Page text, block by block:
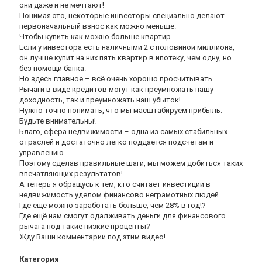
они даже и не мечтают!
Понимая это, некоторые инвесторы специально делают
первоначальный взнос как можно меньше.
Чтобы купить как можно больше квартир.
Если у инвестора есть наличными 2 с половиной миллиона,
он лучше купит на них пять квартир в ипотеку, чем одну, но
без помощи банка.
Но здесь главное – всё очень хорошо просчитывать.
Рычаги в виде кредитов могут как преумножать нашу
доходность, так и преумножать наш убыток!
Нужно точно понимать, что мы масштабируем прибыль.
Будьте внимательны!
Благо, сфера недвижимости – одна из самых стабильных
отраслей и достаточно легко поддается подсчетам и
управлению.
Поэтому сделав правильные шаги, мы можем добиться таких
впечатляющих результатов!
А теперь я обращусь к тем, кто считает инвестиции в
недвижимость уделом финансово неграмотных людей.
Где ещё можно заработать больше, чем 28% в год!?
Где ещё нам смогут одалживать деньги для финансового
рычага под такие низкие проценты?
Жду Ваши комментарии под этим видео!
Категория